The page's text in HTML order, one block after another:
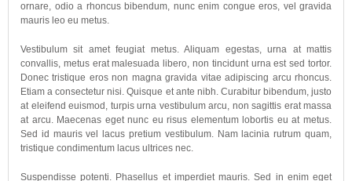
ornare, odio a rhoncus bibendum, nunc enim congue eros, vel gravida
mauris leo eu metus.
Vestibulum sit amet feugiat metus. Aliquam egestas, urna at mattis
convallis, metus erat malesuada libero, non tincidunt urna est sed tortor.
Donec tristique eros non magna gravida vitae adipiscing arcu rhoncus.
Etiam a consectetur nisi. Quisque et ante nibh. Curabitur bibendum, justo
at eleifend euismod, turpis urna vestibulum arcu, non sagittis erat massa
at arcu. Maecenas eget nunc eu risus elementum lobortis eu at metus.
Sed id mauris vel lacus pretium vestibulum. Nam lacinia rutrum quam,
tristique condimentum lacus ultrices nec.
Suspendisse potenti. Phasellus et imperdiet mauris. Sed in enim eget